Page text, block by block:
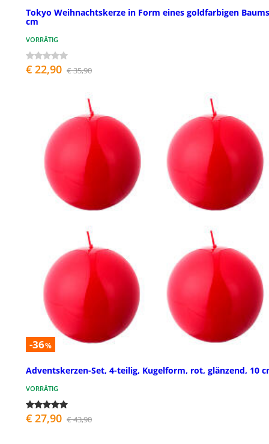
Tokyo Weihnachtskerze in Form eines goldfarbigen
cm
VORRÄTIG
€ 22,90 € 35,90
-36%
Adventskerzen-Set, 4-teilig, Kugelform, rot, glänzend, 10
VORRÄTIG
€ 27,90 € 43,90